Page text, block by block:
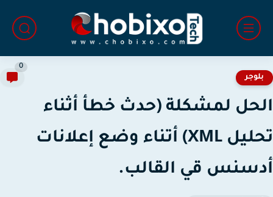
لمشكلة (‏حدث خطأ أثناء
تحليل XML) أتناء وضع إعلانات
قي القالب.